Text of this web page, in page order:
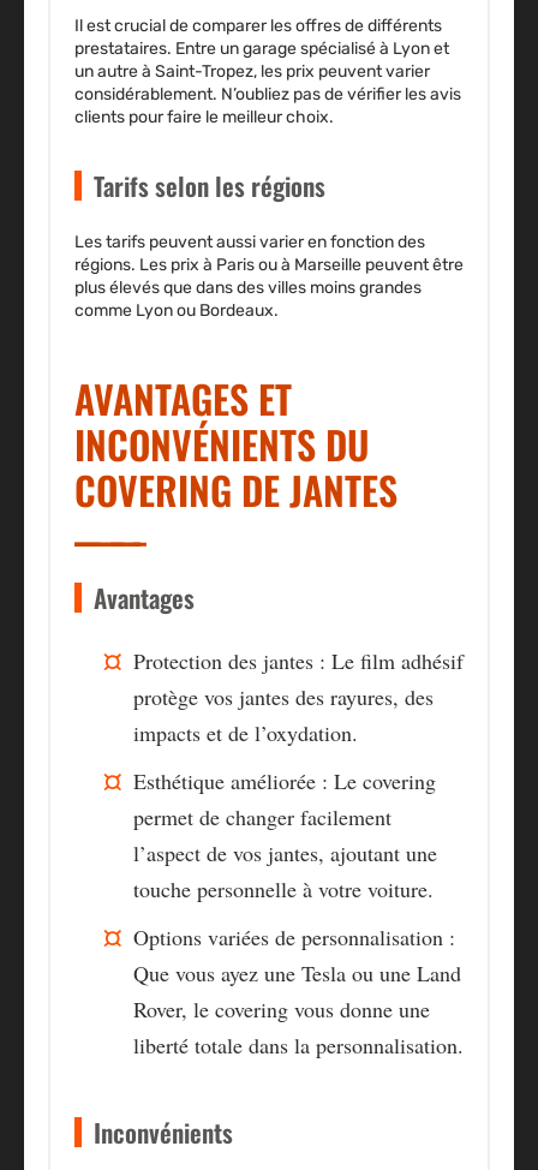
Il est crucial de comparer les offres de différents
prestataires. Entre un garage spécialisé à Lyon et
un autre à Saint-Tropez, les prix peuvent varier
considérablement. N’oubliez pas de vérifier les avis
clients pour faire le meilleur choix.
Tarifs selon les régions
Les tarifs peuvent aussi varier en fonction des
régions. Les prix à Paris ou à Marseille peuvent être
plus élevés que dans des villes moins grandes
comme Lyon ou Bordeaux.
AVANTAGES ET
INCONVÉNIENTS DU
COVERING DE JANTES
Avantages
Protection des jantes : Le film adhésif
protège vos jantes des rayures, des
impacts et de l’oxydation.
Esthétique améliorée : Le covering
permet de changer facilement
l’aspect de vos jantes, ajoutant une
touche personnelle à votre voiture.
Options variées de personnalisation :
Que vous ayez une Tesla ou une Land
Rover, le covering vous donne une
liberté totale dans la personnalisation.
Inconvénients